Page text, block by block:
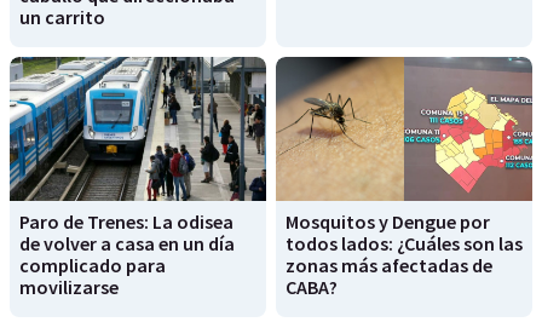
un carrito
Paro de Trenes: La odisea
de volver a casa en un día
complicado para
movilizarse
Mosquitos y Dengue por
todos lados: ¿Cuáles son las
zonas más afectadas de
CABA?